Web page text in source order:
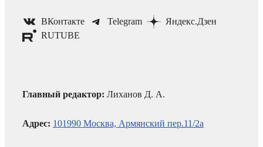
ВКонтакте Telegram
Яндекс.Дзен
RUTUBE
Главный редактор: Лиханов Д. А.
Адрес: 101990 Москва, Армянский пер.11/2а